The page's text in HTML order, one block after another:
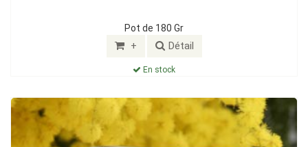
Pot de 180 Gr
+ Détail
En stock